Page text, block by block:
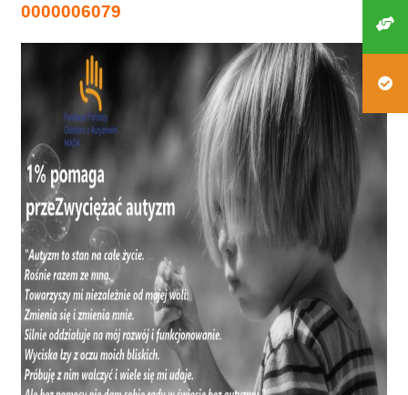
0000006079